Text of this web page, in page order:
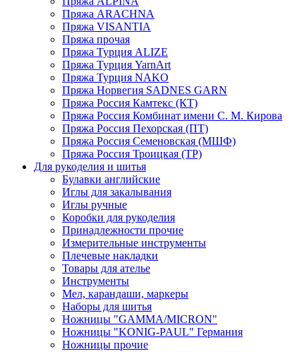
Пряжа ARACHNA
Пряжа VISANTIA
Пряжа прочая
Пряжа Турция ALIZE
Пряжа Турция YarnArt
Пряжа Турция NAKO
Пряжа Норвегия SADNES GARN
Пряжа Россия Камтекс (КТ)
Пряжа Россия Комбинат имени С. М. Кирова
Пряжа Россия Пехорская (ПТ)
Пряжа Россия Семеновская (МШФ)
Пряжа Россия Троицкая (ТР)
Для рукоделия и шитья
Булавки английские
Иглы для закалывания
Иглы ручные
Коробки для рукоделия
Принадлежности прочие
Измерительные инструменты
Плечевые накладки
Товары для ателье
Инструменты
Мел, карандаши, маркеры
Наборы для шитья
Ножницы "GAMMA/MICRON"
Ножницы "KONIG-PAUL" Германия
Ножницы прочие